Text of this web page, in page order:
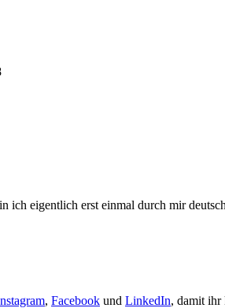
eigentlich erst einmal durch mir
, Facebook und LinkedIn, damit ihr